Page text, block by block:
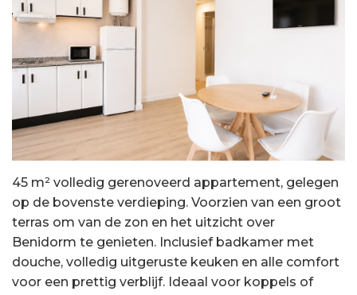
45 m² volledig gerenoveerd appartement, gelegen
op de bovenste verdieping. Voorzien van een groot
terras om van de zon en het uitzicht over
Benidorm te genieten. Inclusief badkamer met
douche, volledig uitgeruste keuken en alle comfort
voor een prettig verblijf. Ideaal voor koppels of